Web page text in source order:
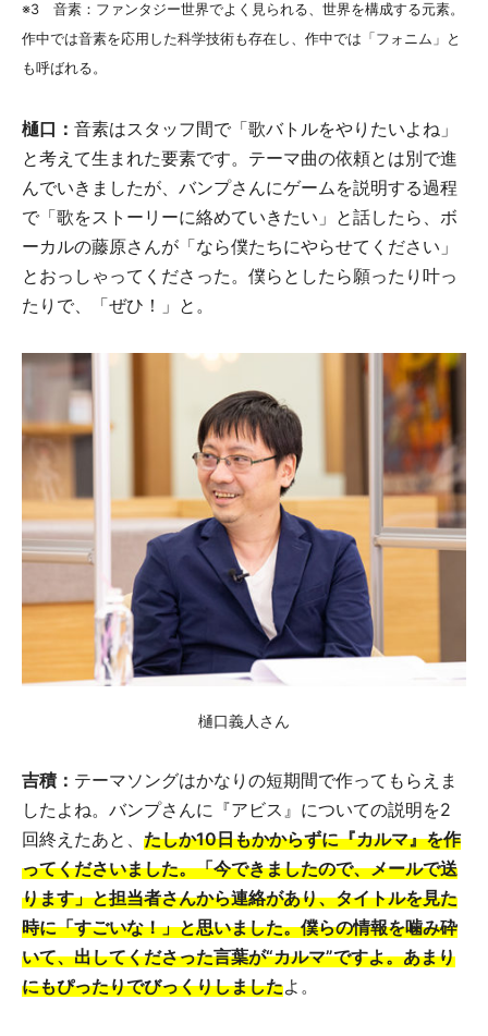
※3 音素：ファンタジー世界でよく見られる、世界を構成する元素。
作中では音素を応用した科学技術も存在し、作中では「フォニム」と
も呼ばれる。
樋口： 音素はスタッフ間で「歌バトルをやりたいよね」
と考えて生まれた要素です。テーマ曲の依頼とは別で進
んでいきましたが、バンプさんにゲームを説明する過程
で「歌をストーリーに絡めていきたい」と話したら、ボ
ーカルの藤原さんが「なら僕たちにやらせてください」
とおっしゃってくださった。僕らとしたら願ったり叶っ
たりで、「ぜひ！」と。
樋口義人さん
吉積： テーマソングはかなりの短期間で作ってもらえま
したよね。バンプさんに『アビス』についての説明を2
回終えたあと、 たしか10日もかからずに『カルマ』を作
ってくださいました。「今できましたので、メールで送
ります」と担当者さんから連絡があり、タイトルを見た
時に「すごいな！」と思いました。僕らの情報を噛み砕
いて、出してくださった言葉が“カルマ”ですよ。あまり
にもぴったりでびっくりしましたよ。